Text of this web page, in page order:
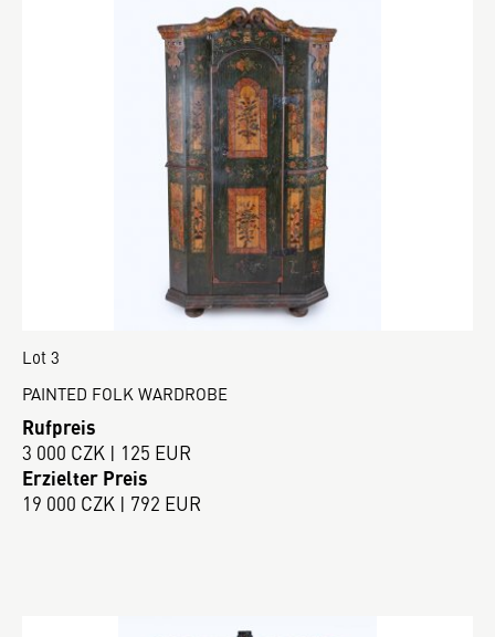
Lot 3
PAINTED FOLK WARDROBE
Rufpreis
3 000 CZK | 125 EUR
Erzielter Preis
19 000 CZK | 792 EUR